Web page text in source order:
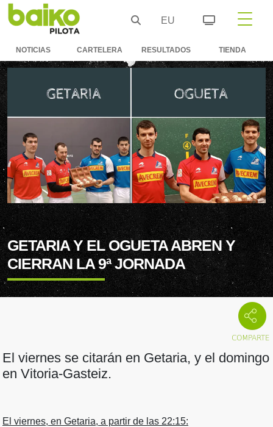
EU
NOTICIAS CARTELERA RESULTADOS TIENDA
GETARIA Y EL OGUETA ABREN Y
CIERRAN LA 9ª JORNADA
El viernes se citarán en Getaria, y el domingo
en Vitoria-Gasteiz.
El viernes, en Getaria, a partir de las 22:15: